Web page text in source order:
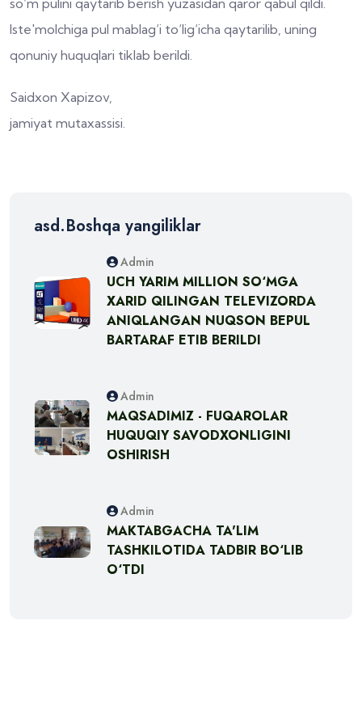
so‘m pulini qaytarib berish yuzasidan qaror qabul qildi.
Iste'molchiga pul mablag‘i to‘lig‘icha qaytarilib, uning
qonuniy huquqlari tiklab berildi.
Saidxon Xapizov,
jamiyat mutaxassisi.
asd.Boshqa yangiliklar
Admin
UCH YARIM MILLION SO‘MGA
XARID QILINGAN TELEVIZORDA
ANIQLANGAN NUQSON BEPUL
BARTARAF ETIB BERILDI
Admin
MAQSADIMIZ - FUQAROLAR
HUQUQIY SAVODXONLIGINI
OSHIRISH
Admin
MAKTABGACHA TA'LIM
TASHKILOTIDA TADBIR BO‘LIB
O‘TDI